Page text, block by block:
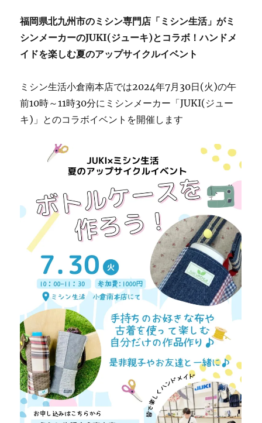
福岡県北九州市のミシン専門店「ミシン生活」がミ
シンメーカーのJUKI(ジューキ)とコラボ！ハンドメ
イドを楽しむ夏のアップサイクルイベント
ミシン生活小倉南本店では2024年7月30日(火)の午
前10時～11時30分にミシンメーカー「JUKI(ジュー
キ)」とのコラボイベントを開催します